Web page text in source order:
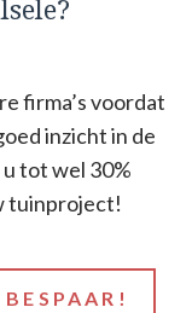
firma’s voordat
inzicht in de
tot wel 30%
tuinproject!